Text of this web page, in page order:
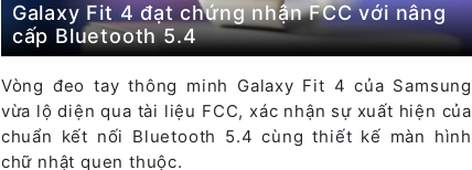
Galaxy Fit 4 đạt chứng nhận FCC với nâng
cấp Bluetooth 5.4
Vòng đeo tay thông minh Galaxy Fit 4 của Samsung
vừa lộ diện qua tài liệu FCC, xác nhận sự xuất hiện của
chuẩn kết nối Bluetooth 5.4 cùng thiết kế màn hình
chữ nhật quen thuộc.